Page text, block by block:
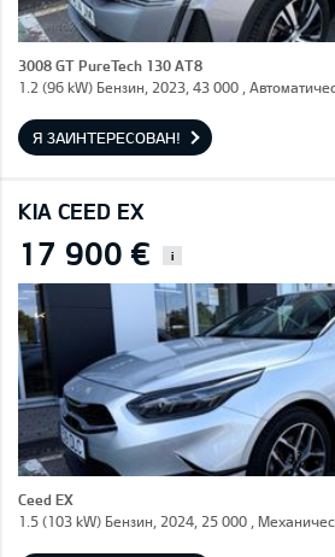
3008 GT PureTech 130 AT8
1.2 (96 kW) Бензин, 2023, 43 000 ,
Я ЗАИНТЕРЕСОВАН!
KIA CEED EX
17 900 € i
Ceed EX
1.5 (103 kW) Бензин, 2024, 25 000 ,